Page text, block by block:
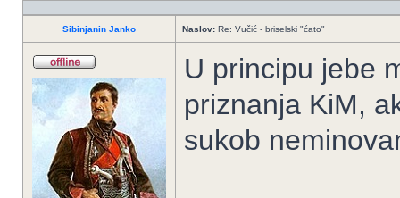
Sibinjanin Janko Naslov: Re: Vučić - briselski "ćato"
U principu jebe
priznanja KiM,
sukob